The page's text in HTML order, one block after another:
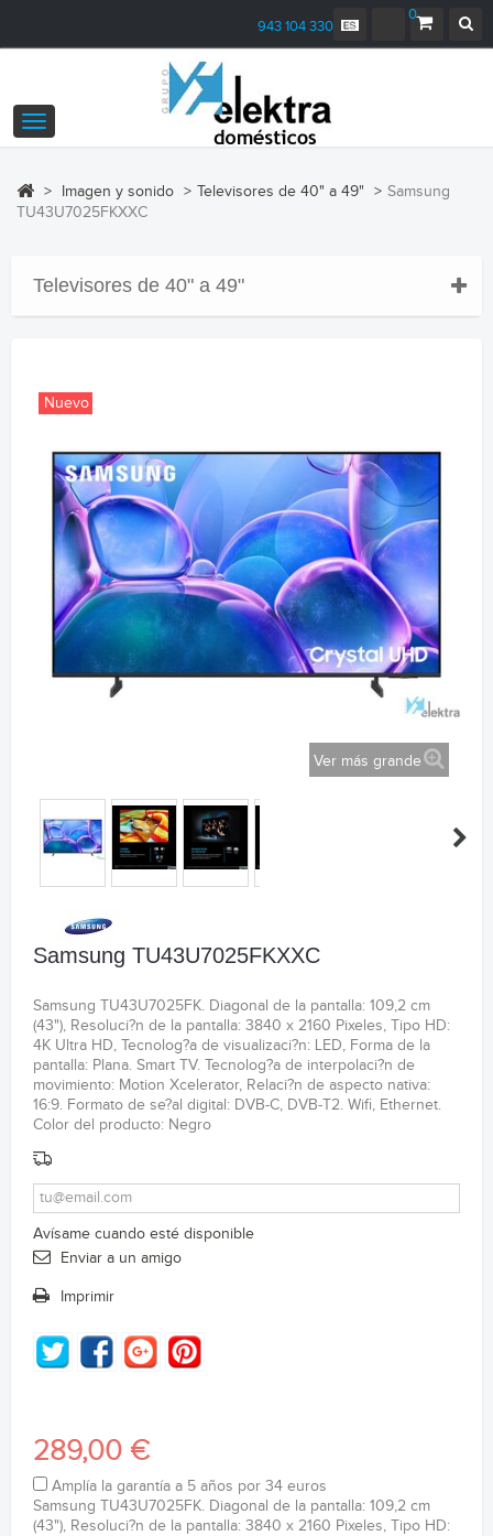
0
943 104 330
Navegación
Toggle
> Imagen y sonido > Televisores de 40" a 49" > Samsung
TU43U7025FKXXC
Televisores de 40" a 49"
Nuevo
Ver más grande
Samsung TU43U7025FKXXC
Samsung TU43U7025FK. Diagonal de la pantalla: 109,2 cm
(43"), Resoluci?n de la pantalla: 3840 x 2160 Pixeles, Tipo HD:
4K Ultra HD, Tecnolog?a de visualizaci?n: LED, Forma de la
pantalla: Plana. Smart TV. Tecnolog?a de interpolaci?n de
movimiento: Motion Xcelerator, Relaci?n de aspecto nativa:
16:9. Formato de se?al digital: DVB-C, DVB-T2. Wifi, Ethernet.
Color del producto: Negro
Avísame cuando esté disponible
Enviar a un amigo
Imprimir
289,00 €
Amplía la garantía a 5 años por 34 euros
Samsung TU43U7025FK. Diagonal de la pantalla: 109,2 cm
(43"), Resoluci?n de la pantalla: 3840 x 2160 Pixeles, Tipo HD: